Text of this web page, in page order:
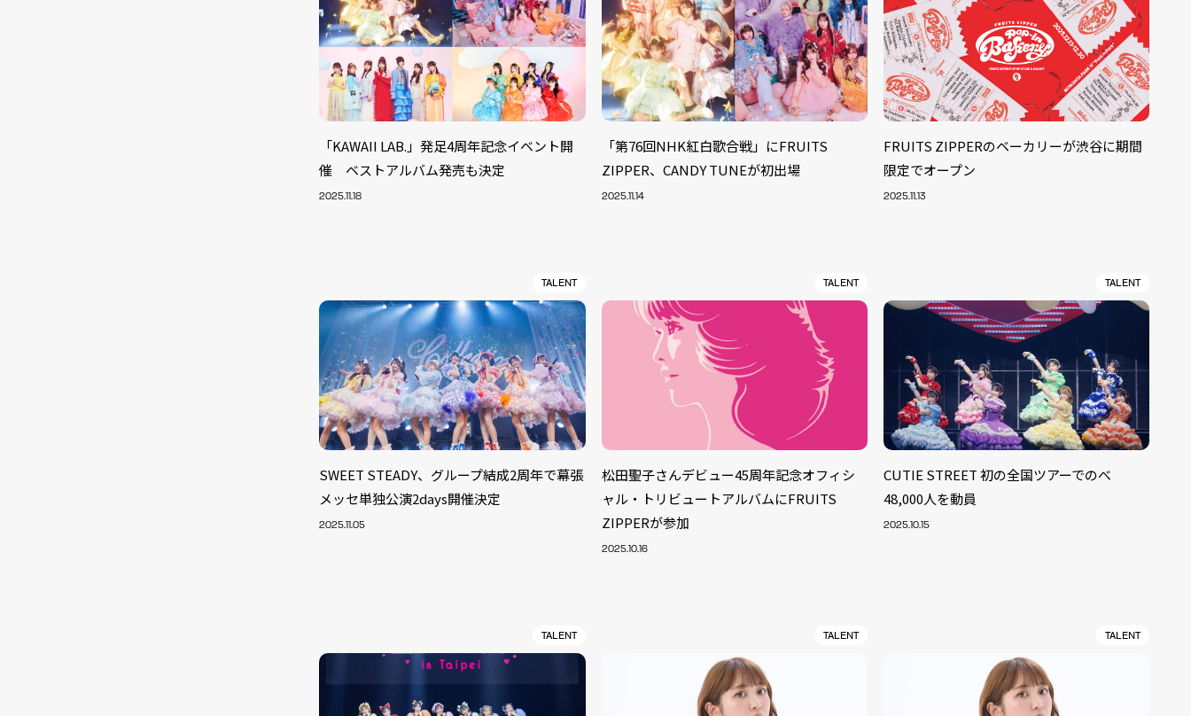
「KAWAII LAB.」発足4周年記念イベント開
催 ベストアルバム発売も決定
2025.11.18
「第76回NHK紅白歌合戦」にFRUITS
ZIPPER、CANDY TUNEが初出場
2025.11.14
FRUITS ZIPPERのベーカリーが渋谷に期間
限定でオープン
2025.11.13
TALENT
SWEET STEADY、グループ結成2周年で幕張
メッセ単独公演2days開催決定
2025.11.05
TALENT
松田聖子さんデビュー45周年記念オフィシ
ャル・トリビュートアルバムにFRUITS
ZIPPERが参加
2025.10.16
TALENT
CUTIE STREET 初の全国ツアーでのべ
48,000人を動員
2025.10.15
TALENT TALENT TALENT